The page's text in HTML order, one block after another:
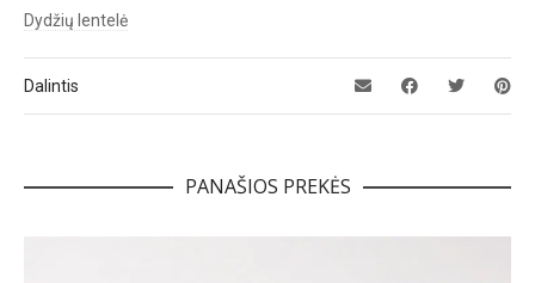
Dydžių lentelė
Dalintis
PANAŠIOS PREKĖS